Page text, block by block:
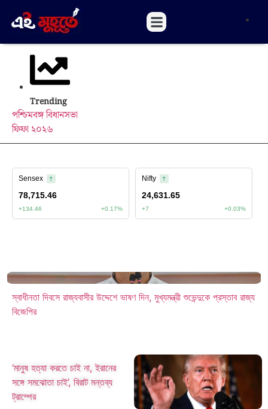
Trending
পশ্চিমবঙ্গ বিধানসভা
ফিফা ২০২৬
স্বাধীনতা দিবসে রাজ্যবাসীর উদ্দেশে ভাষণ দিন, মুখ্যমন্ত্রী শুভেন্দুকে প্রস্তাব রাজ্য
বিজেপির
‘মানুষ হত্যা করতে চাই না, ইরানের
সঙ্গে সমঝোতা চাই’, বিরাট মন্তব্য
ট্রাম্পের